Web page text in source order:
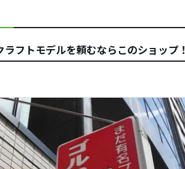
フトモデルを頼むならこのショップ！